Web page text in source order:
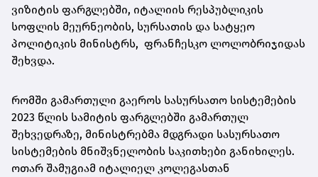
ვიზიტის ფარგლებში, იტალიის რესპუბლიკის
სოფლის მეურნეობის, სურსათის და სატყეო
პოლიტიკის მინისტრს, ფრანჩესკო ლოლობრიჯიდას
შეხვდა.
რომში გამართული გაეროს სასურსათო სისტემების
2023 წლის სამიტის ფარგლებში გამართულ
შეხვედრაზე, მინისტრებმა მდგრადი სასურსათო
სისტემების მნიშვნელობის საკითხები განიხილეს.
ოთარ შამუგიამ იტალიელ კოლეგასთან